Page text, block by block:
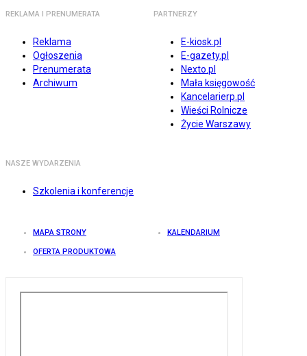
REKLAMA I PRENUMERATA
Reklama
Ogłoszenia
Prenumerata
Archiwum
PARTNERZY
E-kiosk.pl
E-gazety.pl
Nexto.pl
Mała księgowość
Kancelarierp.pl
Wieści Rolnicze
Życie Warszawy
NASZE WYDARZENIA
Szkolenia i konferencje
MAPA STRONY KALENDARIUM
OFERTA PRODUKTOWA